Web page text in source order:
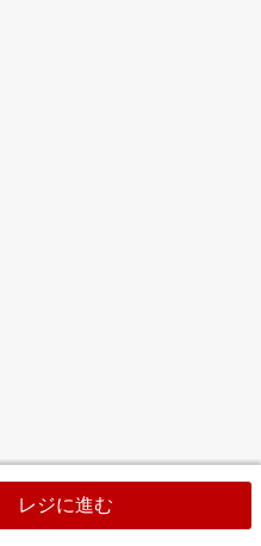
レジに進む